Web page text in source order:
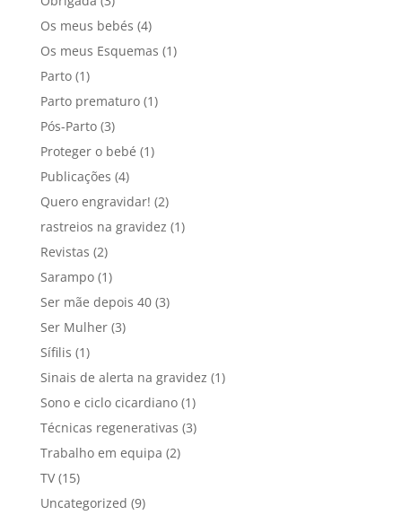
Os meus bebés (4)
Os meus Esquemas (1)
Parto(1)
Parto prematuro(1)
Pós-Parto(3)
Proteger o bebé (1)
Publicações (4)
Quero engravidar! (2)
rastreios na gravidez (1)
Revistas (2)
Sarampo(1)
Ser mãe depois 40(3)
Ser Mulher(3)
Sífilis (1)
Sinais de alerta na gravidez (1)
Sono e ciclo cicardiano(1)
Técnicas regenerativas (3)
Trabalho em equipa (2)
TV(15)
Uncategorized (9)